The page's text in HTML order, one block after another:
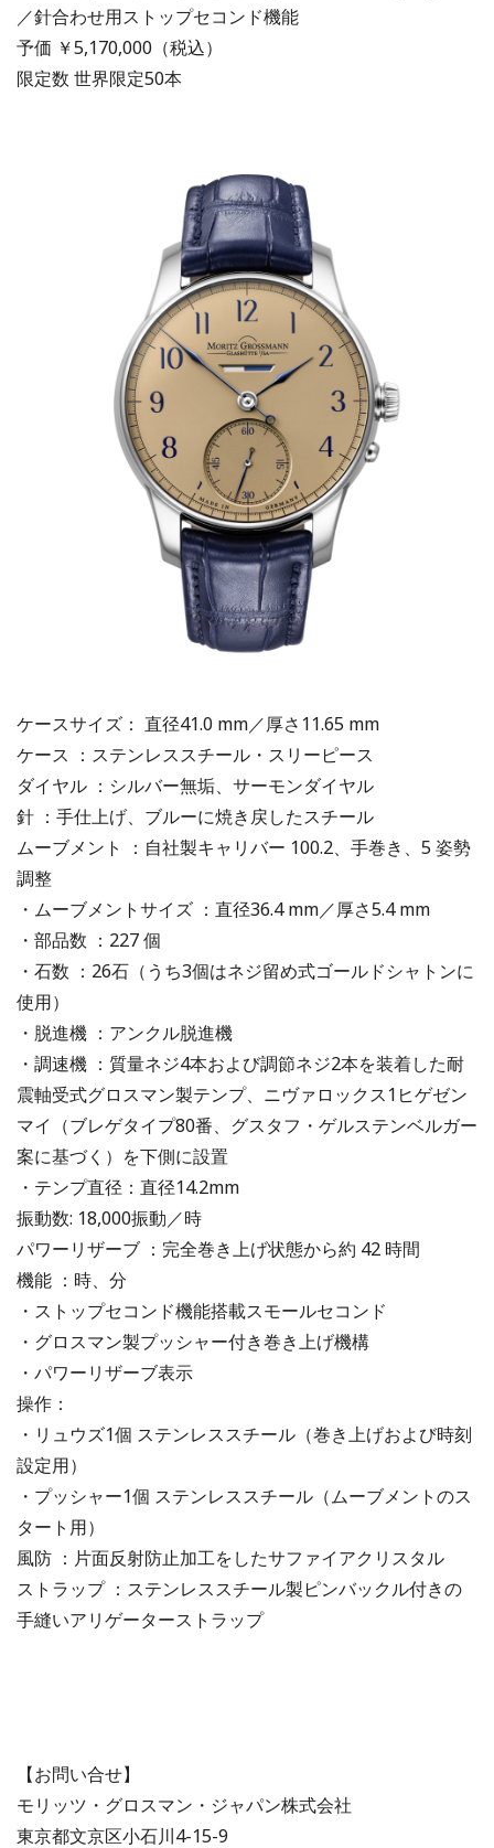
／針合わせ用ストップセコンド機能
予価 ￥5,170,000（税込）
限定数 世界限定50本
ケースサイズ： 直径41.0 mm／厚さ11.65 mm
ケース ：ステンレススチール・スリーピース
ダイヤル ：シルバー無垢、サーモンダイヤル
針 ：手仕上げ、ブルーに焼き戻したスチール
ムーブメント ：自社製キャリバー 100.2、手巻き、5 姿勢
調整
・ムーブメントサイズ ：直径36.4 mm／厚さ5.4 mm
・部品数 ：227 個
・石数 ：26石（うち3個はネジ留め式ゴールドシャトンに
使用）
・脱進機 ：アンクル脱進機
・調速機 ：質量ネジ4本および調節ネジ2本を装着した耐
震軸受式グロスマン製テンプ、ニヴァロックス1ヒゲゼン
マイ（ブレゲタイプ80番、グスタフ・ゲルステンベルガー
案に基づく）を下側に設置
・テンプ直径：直径14.2mm
振動数: 18,000振動／時
パワーリザーブ ：完全巻き上げ状態から約 42 時間
機能 ：時、分
・ストップセコンド機能搭載スモールセコンド
・グロスマン製プッシャー付き巻き上げ機構
・パワーリザーブ表示
操作：
・リュウズ1個 ステンレススチール（巻き上げおよび時刻
設定用）
・プッシャー1個 ステンレススチール（ムーブメントのス
タート用）
風防 ：片面反射防止加工をしたサファイアクリスタル
ストラップ ：ステンレススチール製ピンバックル付きの
手縫いアリゲーターストラップ
【お問い合せ】
モリッツ・グロスマン・ジャパン株式会社
東京都文京区小石川4-15-9